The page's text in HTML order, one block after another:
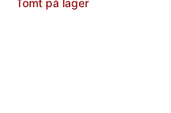
512GB SSD Storage
Tomt på lager